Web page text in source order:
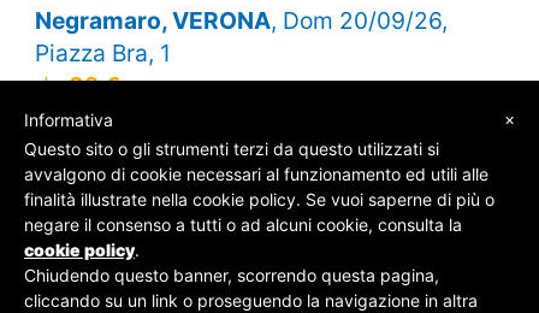
Negramaro, VERONA, Dom 20/09/26,
Piazza Bra, 1
da39 €
© SOS Biglietti - P.Iva 09162100961 -Chi Siamo
Contatti-Privacy Policy
×
Informativa
Questo sito o gli strumenti terzi da questo utilizzati si
avvalgono di cookie necessari al funzionamento ed utili alle
finalità illustrate nella cookie policy. Se vuoi saperne di più o
negare il consenso a tutti o ad alcuni cookie, consulta la
cookie policy.
Chiudendo questo banner, scorrendo questa pagina,
cliccando su un link o proseguendo la navigazione in altra